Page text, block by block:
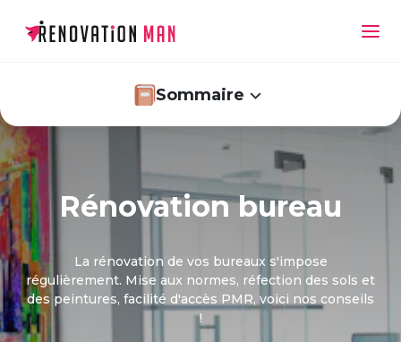
Rénovation bureau
La rénovation de vos bureaux s'impose
régulièrement. Mise aux normes, réfection des sols et
des peintures, facilité d'accès PMR, voici nos conseils
!
Sommaire
Pourquoi envisager la rénovation de vos
bureaux ?
Comment réussir la rénovation de vos bureaux
?
Quel prix pour la rénovation des espaces
professionnels ?